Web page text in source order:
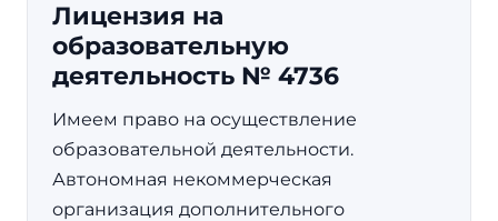
Лицензия на
образовательную
деятельность № 4736
Имеем право на осуществление
образовательной деятельности.
Автономная некоммерческая
организация дополнительного